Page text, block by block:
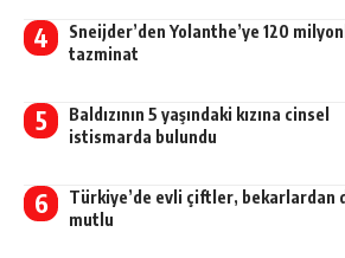
Sneijder’den Yolanthe’ye 120
tazminat
Baldızının 5 yaşındaki kızına cinsel
istismarda bulundu
Türkiye’de evli çiftler, bekarlardan
mutlu